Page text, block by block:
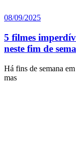
08/09/2025
5 filmes
neste fim de
Há fins de semana
mas